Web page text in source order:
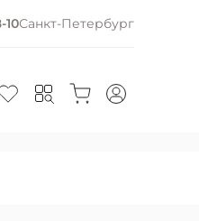
10Санкт-Петербург